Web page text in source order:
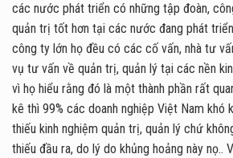
các nước phát triển có những tập đoàn,
quản trị tốt hơn tại các nước đang phát
công ty lớn họ đều có các cố vấn, nhà tư
vụ tư vấn về quản trị, quản lý tại các nền
vì họ hiểu rằng đó là một thành phần rất
kê thì 99% các doanh nghiệp Việt Nam khó
thiếu kinh nghiệm quản trị, quản lý chứ
thiếu đầu ra, do lý do khủng hoảng này nọ..